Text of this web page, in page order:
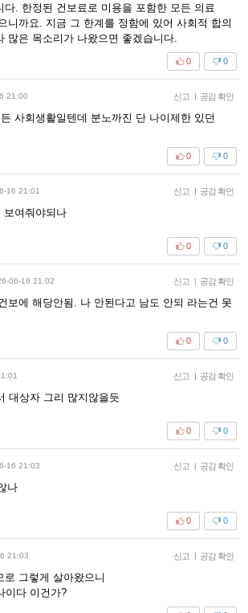
다. 한정된 건보료로 미용을 포함한 모든 의료
니까요. 지금 그 한계를 정함에 있어 사회적 합의
많은 목소리가 나왔으면 좋겠습니다.
0
0
21:00 신고 | 공감 확인
사회생활일텐데 분노까진 단 나이제한 있던
0
0
16 21:01 신고 | 공감 확인
보여줘야되나
0
0
06-16 21:02 신고 | 공감 확인
보에 해당안됨. 나 안된다고 남도 안되 라는건 못
0
0
신고 | 공감 확인
대상자 그리 많지않을듯
0
0
16 21:03 신고 | 공감 확인
나
0
0
21:03 신고 | 공감 확인
로 그렇게 살아왔으니
이다 이건가?